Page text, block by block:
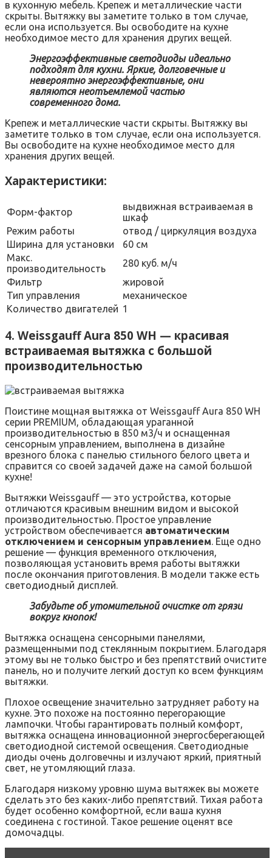
в кухонную мебель. Крепеж и металлические части
скрыты. Вытяжку вы заметите только в том случае,
если она используется. Вы освободите на кухне
необходимое место для хранения других вещей.
Энергоэффективные светодиоды идеально
подходят для кухни. Яркие, долговечные и
невероятно энергоэффективные, они
являются неотъемлемой частью
современного дома.
Крепеж и металлические части скрыты. Вытяжку вы
заметите только в том случае, если она используется.
Вы освободите на кухне необходимое место для
хранения других вещей.
Характеристики:
Форм-фактор
выдвижная встраиваемая в
шкаф
Режим работы
отвод / циркуляция воздуха
Ширина для установки
60 см
Макс.
производительность
280 куб. м/ч
Фильтр
жировой
Тип управления
механическое
Количество двигателей 1
4. Weissgauff Aura 850 WH — красивая
встраиваемая вытяжка с большой
производительностью
Поистине мощная вытяжка от Weissgauff Aura 850 WH
серии PREMIUM, обладающая ураганной
производительностью в 850 м3/ч и оснащенная
сенсорным управлением, выполнена в дизайне
врезного блока с панелью стильного белого цвета и
справится со своей задачей даже на самой большой
кухне!
Вытяжки Weissgauff — это устройства, которые
отличаются красивым внешним видом и высокой
производительностью. Простое управление
устройством обеспечивается автоматическим
отключением и сенсорным управлением. Еще одно
решение — функция временного отключения,
позволяющая установить время работы вытяжки
после окончания приготовления. В модели также есть
светодиодный дисплей.
Забудьте об утомительной очистке от грязи
вокруг кнопок!
Вытяжка оснащена сенсорными панелями,
размещенными под стеклянным покрытием. Благодаря
этому вы не только быстро и без препятствий очистите
панель, но и получите легкий доступ ко всем функциям
вытяжки.
Плохое освещение значительно затрудняет работу на
кухне. Это похоже на постоянно перегорающие
лампочки. Чтобы гарантировать полный комфорт,
вытяжка оснащена инновационной энергосберегающей
светодиодной системой освещения. Светодиодные
диоды очень долговечны и излучают яркий, приятный
свет, не утомляющий глаза.
Благодаря низкому уровню шума вытяжек вы можете
сделать это без каких-либо препятствий. Тихая работа
будет особенно комфортной, если ваша кухня
соединена с гостиной. Такое решение оценят все
домочадцы.